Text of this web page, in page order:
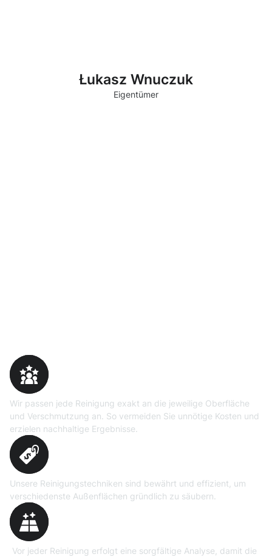
Wir passen jede Reinigung exakt an die jeweilige Oberfläche
und Verschmutzung an. So vermeiden Sie unnötige Kosten und
erzielen nachhaltige Ergebnisse.
Unsere Reinigungstechniken sind bewährt und effizient, um
verschiedenste Außenflächen gründlich zu säubern.
Łukasz Wnuczuk
Eigentümer
Vor jeder Reinigung erfolgt eine sorgfältige Analyse, damit die